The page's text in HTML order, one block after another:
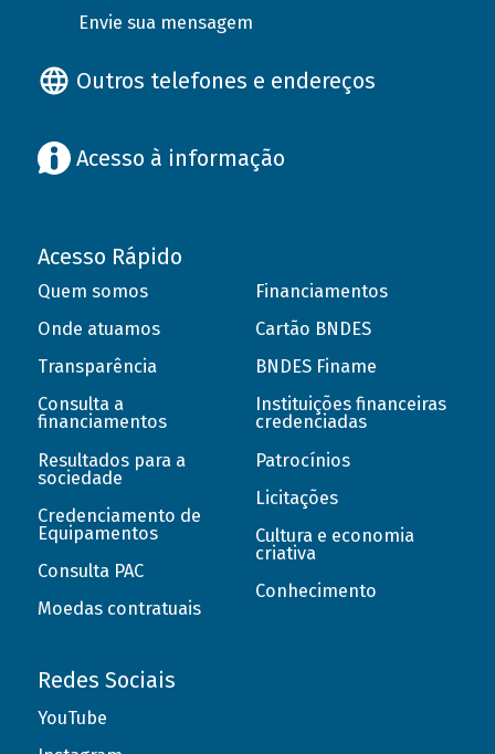
Envie sua mensagem
Outros telefones e endereços
Acesso à informação
Acesso Rápido
Quem somos
Onde atuamos
Transparência
Consulta a
financiamentos
Resultados para a
sociedade
Credenciamento de
Equipamentos
Consulta PAC
Moedas contratuais
Financiamentos
Cartão BNDES
BNDES Finame
Instituições financeiras
credenciadas
Patrocínios
Licitações
Cultura e economia
criativa
Conhecimento
Redes Sociais
YouTube